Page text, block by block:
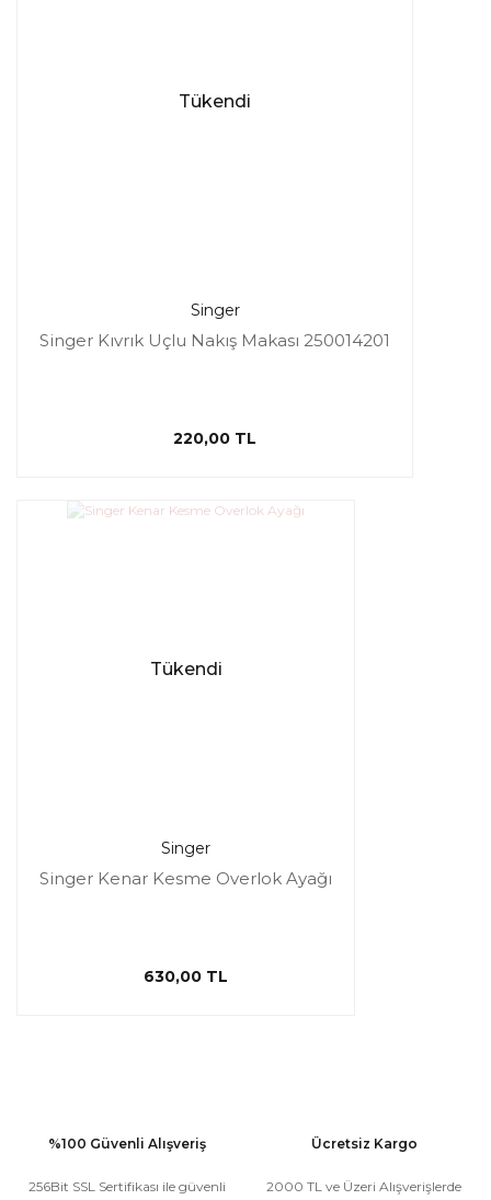
Tükendi
Singer
Singer Kıvrık Uçlu Nakış Makası 250014201
220,00 TL
Tükendi
Singer
Singer Kenar Kesme Overlok Ayağı
630,00 TL
%100 Güvenli Alışveriş
256Bit SSL Sertifikası ile güvenli
Ücretsiz Kargo
2000 TL ve Üzeri Alışverişlerde